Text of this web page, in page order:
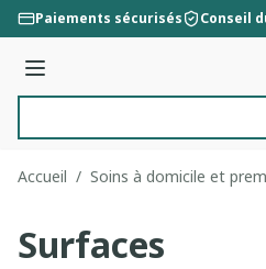
Aller au contenu
Paiements sécurisés Conseil
Menu
Accueil / Soins à domicile et
Surfaces